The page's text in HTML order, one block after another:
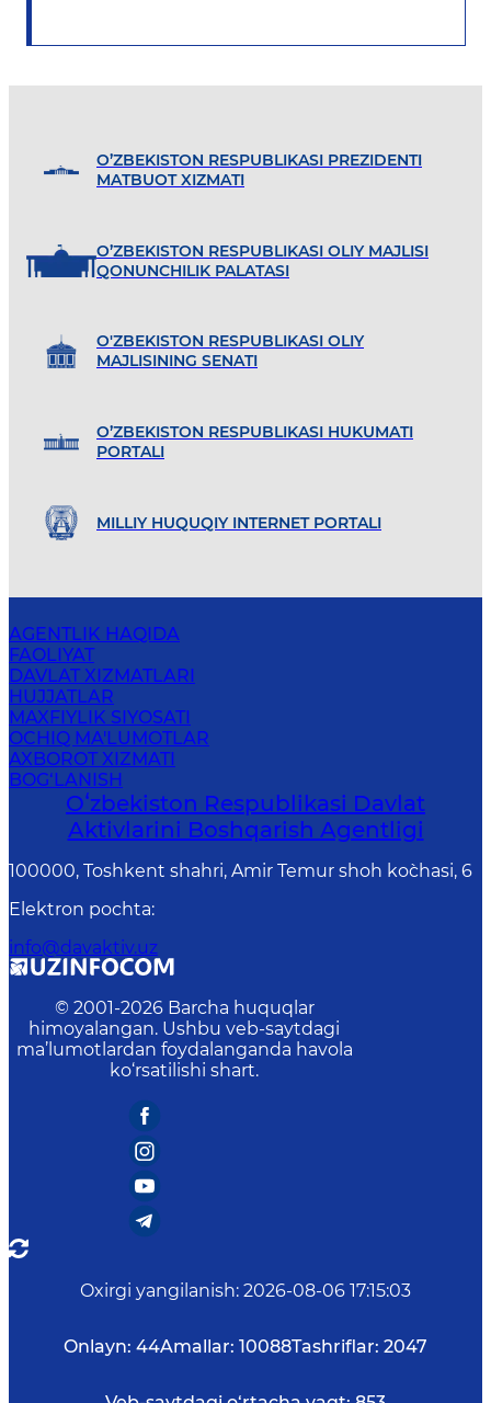
O’ZBEKISTON RESPUBLIKASI PREZIDENTI
MATBUOT XIZMATI
O’ZBEKISTON RESPUBLIKASI OLIY MAJLISI
QONUNCHILIK PALATASI
O'ZBEKISTON RESPUBLIKASI OLIY
MAJLISINING SENATI
O’ZBEKISTON RESPUBLIKASI HUKUMATI
PORTALI
MILLIY HUQUQIY INTERNET PORTALI
AGENTLIK HAQIDA
FAOLIYAT
DAVLAT XIZMATLARI
HUJJATLAR
MAXFIYLIK SIYOSATI
OCHIQ MA'LUMOTLAR
AXBOROT XIZMATI
BOG‘LANISH
Oʻzbekiston Respublikasi Davlat
Aktivlarini Boshqarish Agentligi
100000, Toshkent shahri, Amir Temur shoh ko`chasi, 6
Elektron pochta:
info@davaktiv.uz
© 2001-2026 Barcha huquqlar
himoyalangan. Ushbu veb-saytdagi
ma’lumotlardan foydalanganda havola
ko‘rsatilishi shart.
Oxirgi yangilanish: 2026-08-06 17:15:03
Onlayn: 44Amallar: 10088Tashriflar: 2047